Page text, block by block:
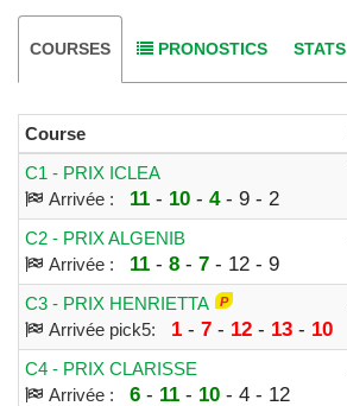
COURSES PRONOSTICS STATS
Course
C1 - PRIX ICLEA
Arrivée :
11 - 10- 4- 9 - 2
C2 - PRIX ALGENIB
Arrivée :
11 - 8- 7- 12 - 9
C3 - PRIX HENRIETTA
Arrivée pick5:
1 - 7- 12- 13- 10
C4 - PRIX CLARISSE
Arrivée :
6- 11 - 10- 4 - 12